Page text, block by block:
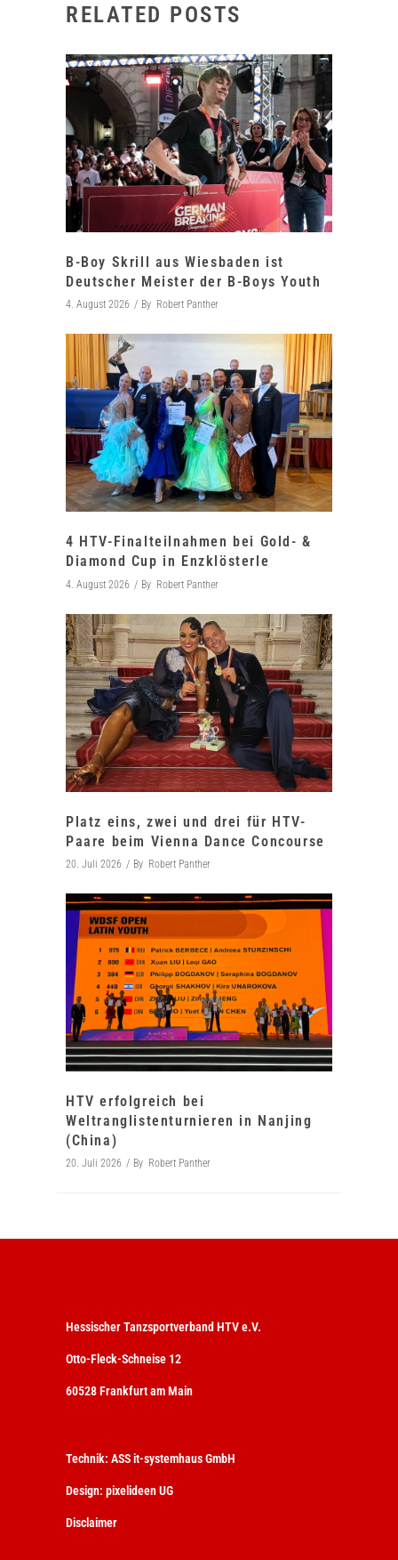
RELATED POSTS
B-Boy Skrill aus Wiesbaden ist
Deutscher Meister der B-Boys Youth
4. August 2026 By Robert Panther
4 HTV-Finalteilnahmen bei Gold- &
Diamond Cup in Enzklösterle
4. August 2026 By Robert Panther
Platz eins, zwei und drei für HTV-
Paare beim Vienna Dance Concourse
20. Juli 2026 By Robert Panther
HTV erfolgreich bei
Weltranglistenturnieren in Nanjing
(China)
20. Juli 2026 By Robert Panther
Hessischer Tanzsportverband HTV e.V.
Otto-Fleck-Schneise 12
60528 Frankfurt am Main
Technik: ASS it-systemhaus GmbH
Design: pixelideen UG
Disclaimer